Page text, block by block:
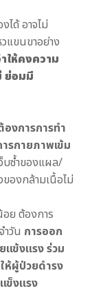
ได้ อาจไม่
แขนขาอย่าง
ให้คงความ
ย่อมมี
งการการทำ
รกายภาพเข้ม
บซ้ำของแผล/
องกล้ามเนื้อไม่
ย ต้องการ
วัน การออก
แข้งแรง ร่วม
ห้ผู้ป่วยดำรง
ข็งแรง